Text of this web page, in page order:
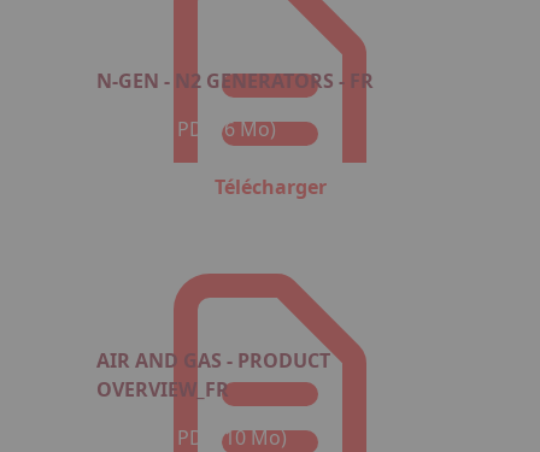
N-GEN - N2 GENERATORS - FR
Format : PDF (6 Mo)
Télécharger
AIR AND GAS - PRODUCT
OVERVIEW_FR
Format : PDF (10 Mo)